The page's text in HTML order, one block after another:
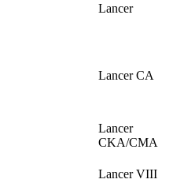
Lancer
Lancer CA
Lancer
CKA/CMA
Lancer VIII